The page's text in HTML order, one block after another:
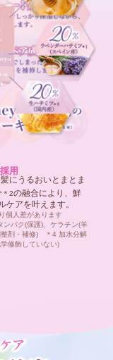
ルが開き、カラー
により基剤のpHを酸性
ティクルを引き締め
します。
個人差があります
用
＊2の融合により、鮮
アを叶えます。
個人差があります
パク(保護)、ケラチン(羊
剤・補修) ＊4 加水分解
修飾していない)
量を保つピュアモイ
成分の総称
チミツタンパク(保護)、
ン酸(pH調整剤・補修)
ルロン酸クロスポリマ
にうるおいとまとま